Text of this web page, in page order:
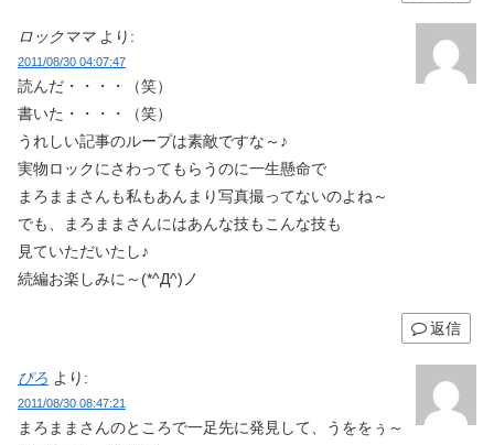
ロックママ より:
2011/08/30 04:07:47
読んだ・・・・（笑）
書いた・・・・（笑）
うれしい記事のループは素敵ですな～♪
実物ロックにさわってもらうのに一生懸命で
まろままさんも私もあんまり写真撮ってないのよね～
でも、まろままさんにはあんな技もこんな技も
見ていただいたし♪
続編お楽しみに～(*^Д^)ノ
返信
ぴろ より:
2011/08/30 08:47:21
まろままさんのところで一足先に発見して、うををぅ～